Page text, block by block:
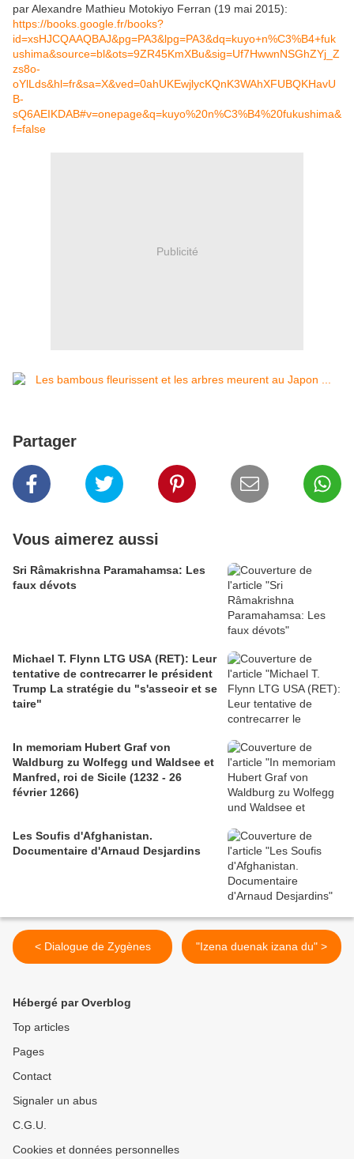
par Alexandre Mathieu Motokiyo Ferran (19 mai 2015):
https://books.google.fr/books?
id=xsHJCQAAQBAJ&pg=PA3&lpg=PA3&dq=kuyo+n%C3%B4+fuk
ushima&source=bl&ots=9ZR45KmXBu&sig=Uf7HwwnNSGhZYj_Z
zs8o-
oYlLds&hl=fr&sa=X&ved=0ahUKEwjlycKQnK3WAhXFUBQKHavU
B-
sQ6AEIKDAB#v=onepage&q=kuyo%20n%C3%B4%20fukushima&
f=false
Publicité
Partager
Vous aimerez aussi
Sri Râmakrishna Paramahamsa: Les
faux dévots
Michael T. Flynn LTG USA (RET): Leur
tentative de contrecarrer le président
Trump La stratégie du "s'asseoir et se
taire"
In memoriam Hubert Graf von
Waldburg zu Wolfegg und Waldsee et
Manfred, roi de Sicile (1232 - 26
février 1266)
Les Soufis d'Afghanistan.
Documentaire d'Arnaud Desjardins
< Dialogue de Zygènes "Izena duenak izana du" >
Hébergé par Overblog
Top articles
Pages
Contact
Signaler un abus
C.G.U.
Cookies et données personnelles